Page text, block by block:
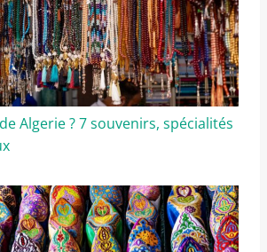
Algerie ? 7 souvenirs, spécialités